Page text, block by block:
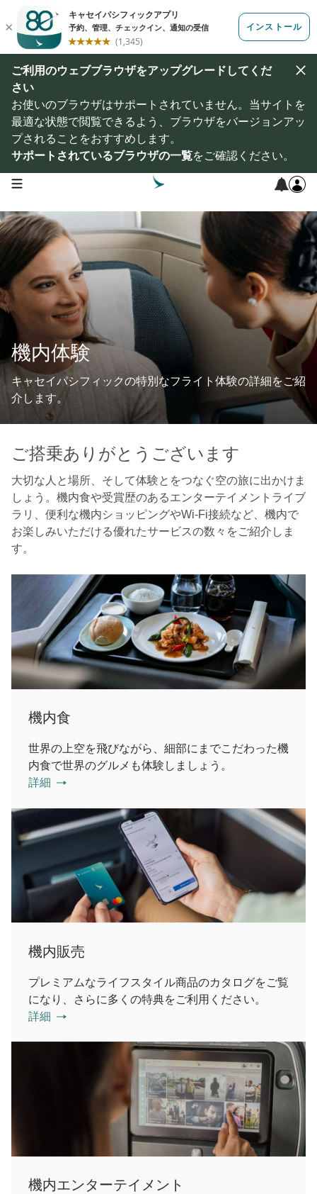
ご利用のウェブブラウザをアップグレードしてくだ
さい
お使いのブラウザはサポートされていません。当サイトを
最適な状態で閲覧できるよう、ブラウザをバージョンアッ
プされることをおすすめします。
サポートされているブラウザの一覧をご確認ください。
open navigation menu
機内体験
キャセイパシフィックの特別なフライト体験の詳細をご紹
介します。
ご搭乗ありがとうございます
大切な人と場所、そして体験とをつなぐ空の旅に出かけま
しょう。機内食や受賞歴のあるエンターテイメントライブ
ラリ、便利な機内ショッピングやWi-Fi接続など、機内で
お楽しみいただける優れたサービスの数々をご紹介しま
す。
機内食
世界の上空を飛びながら、細部にまでこだわった機
内食で世界のグルメも体験しましょう。
詳細
機内販売
プレミアムなライフスタイル商品のカタログをご覧
になり、さらに多くの特典をご利用ください。
詳細
機内エンターテイメント